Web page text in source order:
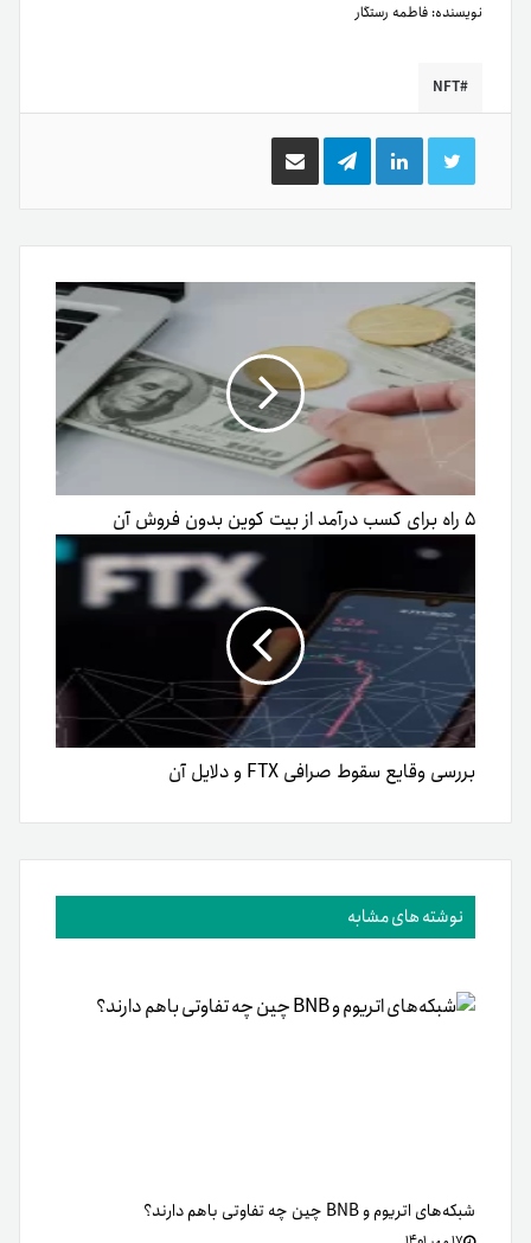
نویسنده: فاطمه رستگار
NFT
توییتر لینکدینتلگرام اشتراک
گذاری
ایمیل
۵ راه برای کسب درآمد از بیت کوین بدون فروش آن
بررسی وقایع سقوط صرافی FTX و دلایل آن
نوشته های مشابه
شبکه‌های اتریوم و BNB چین چه تفاوتی باهم دارند؟